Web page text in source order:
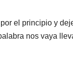
el principio y
nos vaya